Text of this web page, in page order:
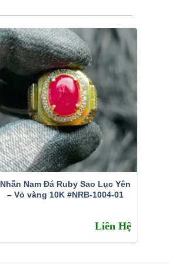
Nhẫn Nam Đá Ruby Sao Lục Yên
– Vỏ vàng 10K #NRB-1004-01
Liên Hệ